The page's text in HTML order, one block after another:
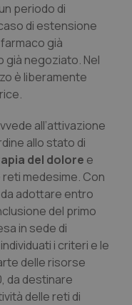
periodo di
di estensione
già
già negoziato. Nel
è liberamente
all’attivazione
allo stato di
del dolore e
medesime. Con
adottare entro
del primo
in sede di
i criteri e le
delle risorse
da destinare
delle reti di